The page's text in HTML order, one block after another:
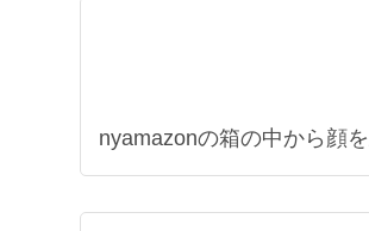
nyamazonの箱の中から顔